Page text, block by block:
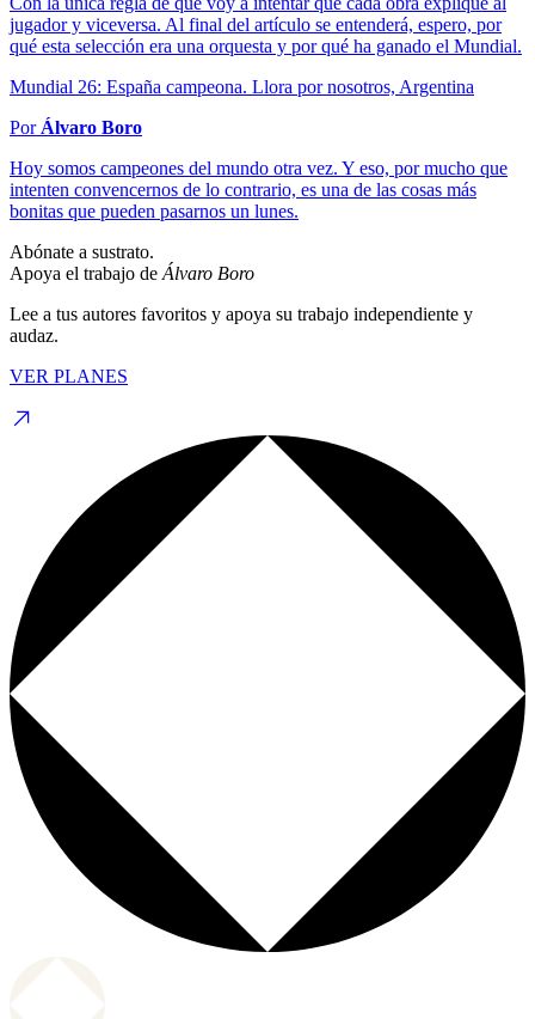
jugador y viceversa. Al final del artículo se entenderá, espero, por
qué esta selección era una orquesta y por qué ha ganado el Mundial.
Mundial 26: España campeona. Llora por nosotros, Argentina
Por Álvaro Boro
Hoy somos campeones del mundo otra vez. Y eso, por mucho que
intenten convencernos de lo contrario, es una de las cosas más
bonitas que pueden pasarnos un lunes.
Abónate a sustrato.
Apoya el trabajo de Álvaro Boro
Lee a tus autores favoritos y apoya su trabajo independiente y
audaz.
VER PLANES